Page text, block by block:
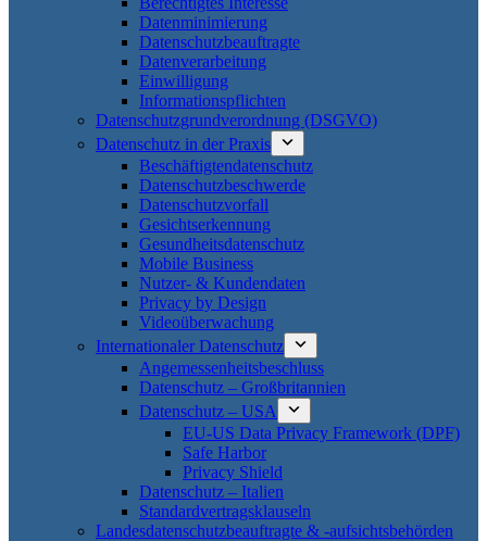
Datenminimierung
Datenschutzbeauftragte
Datenverarbeitung
Einwilligung
Informationspflichten
Datenschutzgrundverordnung (DSGVO)
Datenschutz in der Praxis
Beschäftigtendatenschutz
Datenschutzbeschwerde
Datenschutzvorfall
Gesichtserkennung
Gesundheitsdatenschutz
Mobile Business
Nutzer- & Kundendaten
Privacy by Design
Videoüberwachung
Internationaler Datenschutz
Angemessenheitsbeschluss
Datenschutz – Großbritannien
Datenschutz – USA
EU-US Data Privacy Framework (DPF)
Safe Harbor
Privacy Shield
Datenschutz – Italien
Standardvertragsklauseln
Landesdatenschutzbeauftragte & -aufsichtsbehörden